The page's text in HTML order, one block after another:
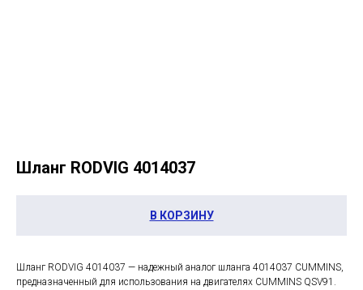
Шланг RODVIG 4014037
В КОРЗИНУ
Шланг RODVIG 4014037 — надежный аналог шланга 4014037 CUMMINS,
предназначенный для использования на двигателях CUMMINS QSV91.